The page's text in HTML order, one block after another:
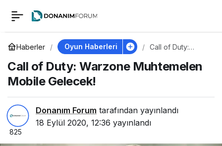
Haberler Oyun Haberleri
Call of Duty:
Muhtemelen
Mobile Gelecek!
Call of Duty: Warzone Muhtemelen
Mobile Gelecek!
Donanım Forum tarafından yayınlandı
18 Eylül 2020, 12:36 yayınlandı
825
Call of Duty: Warzone
Muhtemelen Mobile
Gelecek!